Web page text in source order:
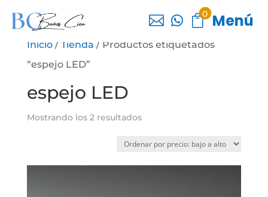
  0 Menú
Inicio/ Tienda / Productos etiquetados
“espejo LED”
espejo LED
Mostrando los 2 resultadosOrdenado